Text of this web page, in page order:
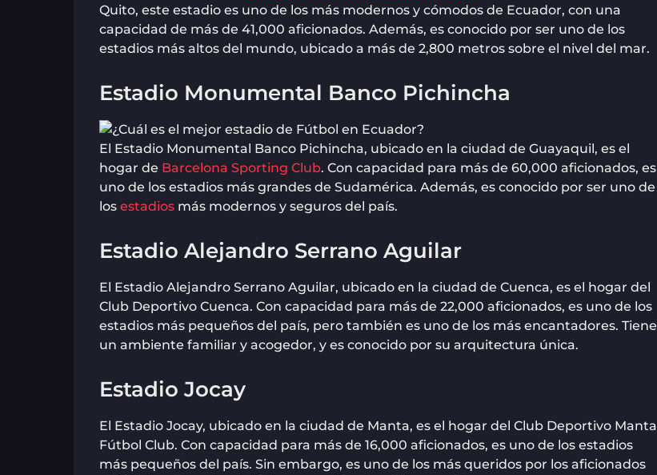
Quito, este estadio es uno de los más modernos y cómodos de Ecuador, con una
capacidad de más de 41,000 aficionados. Además, es conocido por ser uno de los
estadios más altos del mundo, ubicado a más de 2,800 metros sobre el nivel del mar.
Estadio Monumental Banco Pichincha
El Estadio Monumental Banco Pichincha, ubicado en la ciudad de Guayaquil, es el
hogar de Barcelona Sporting Club. Con capacidad para más de 60,000 aficionados, es
uno de los estadios más grandes de Sudamérica. Además, es conocido por ser uno de
los estadios más modernos y seguros del país.
Estadio Alejandro Serrano Aguilar
El Estadio Alejandro Serrano Aguilar, ubicado en la ciudad de Cuenca, es el hogar del
Club Deportivo Cuenca. Con capacidad para más de 22,000 aficionados, es uno de los
estadios más pequeños del país, pero también es uno de los más encantadores. Tiene
un ambiente familiar y acogedor, y es conocido por su arquitectura única.
Estadio Jocay
El Estadio Jocay, ubicado en la ciudad de Manta, es el hogar del Club Deportivo Manta
Fútbol Club. Con capacidad para más de 16,000 aficionados, es uno de los estadios
más pequeños del país. Sin embargo, es uno de los más queridos por los aficionados